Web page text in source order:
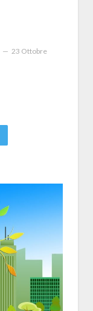
23 Ottobre